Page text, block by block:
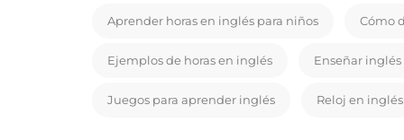
Aprender horas en inglés para niños Cómo
Ejemplos de horas en inglés Enseñar inglés
Juegos para aprender inglés Reloj en inglés